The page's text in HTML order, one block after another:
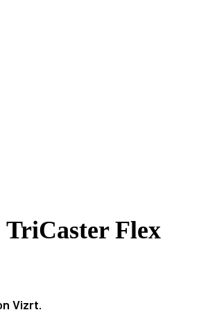
TriCaster Flex
Vizrt.